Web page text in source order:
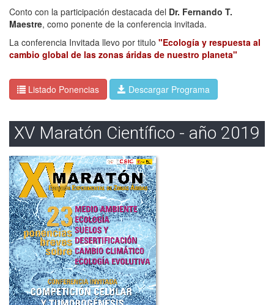
Conto con la participación destacada del Dr. Fernando T.
Maestre, como ponente de la conferencia invitada.
La conferencia Invitada llevo por titulo "Ecología y respuesta al
cambio global de las zonas áridas de nuestro planeta"
Listado Ponencias Descargar Programa
XV Maratón Científico - año 2019